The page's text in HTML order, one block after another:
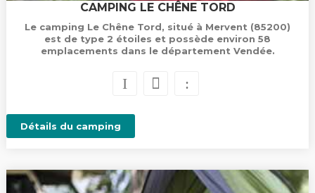
CAMPING LE CHÊNE TORD
Le camping Le Chêne Tord, situé à Mervent (85200)
est de type 2 étoiles et possède environ 58
emplacements dans le département Vendée.
Détails du camping